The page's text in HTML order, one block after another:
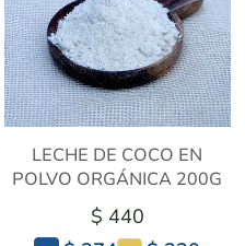
LECHE DE COCO EN
POLVO ORGÁNICA 200G
$ 440